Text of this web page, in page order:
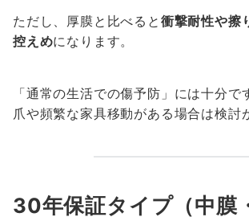
ただし、厚膜と比べると 衝撃耐性や擦
控えめになります。
「通常の生活での傷予防」には十分で
爪や頻繁な家具移動がある場合は検討
30年保証タイプ（中膜